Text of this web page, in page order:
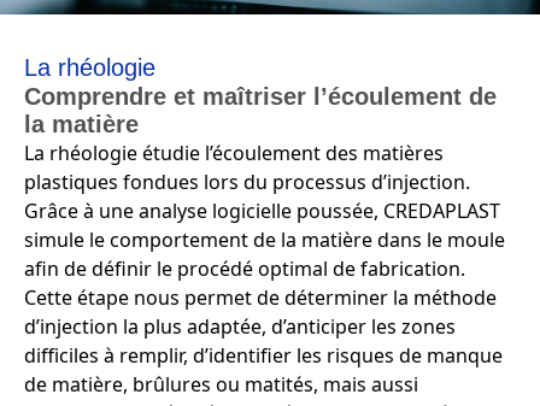
La rhéologie
Comprendre et maîtriser l’écoulement de
la matière
La rhéologie étudie l’écoulement des matières
plastiques fondues lors du processus d’injection.
Grâce à une analyse logicielle poussée, CREDAPLAST
simule le comportement de la matière dans le moule
afin de définir le procédé optimal de fabrication.
Cette étape nous permet de déterminer la méthode
d’injection la plus adaptée, d’anticiper les zones
difficiles à remplir, d’identifier les risques de manque
de matière, brûlures ou matités, mais aussi